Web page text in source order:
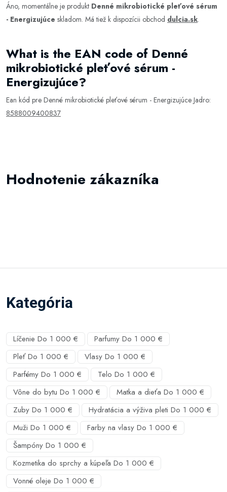
Áno, momentálne je produkt Denné mikrobiotické pleťové sérum
- Energizujúce skladom. Má tiež k dispozícii obchod dulcia.sk.
What is the EAN code of Denné
mikrobiotické pleťové sérum -
Energizujúce?
Ean kód pre Denné mikrobiotické pleťové sérum - Energizujúce Jadro:
8588009400837
Hodnotenie zákazníka
Kategória
Líčenie Do 1 000 €
Parfumy Do 1 000 €
Pleť Do 1 000 €
Vlasy Do 1 000 €
Parfémy Do 1 000 €
Telo Do 1 000 €
Vône do bytu Do 1 000 €
Matka a dieťa Do 1 000 €
Zuby Do 1 000 €
Hydratácia a výživa pleti Do 1 000 €
Muži Do 1 000 €
Farby na vlasy Do 1 000 €
Šampóny Do 1 000 €
Kozmetika do sprchy a kúpeľa Do 1 000 €
Vonné oleje Do 1 000 €